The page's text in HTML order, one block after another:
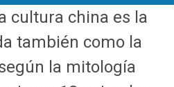
cultura china es la
también como la
la mitología